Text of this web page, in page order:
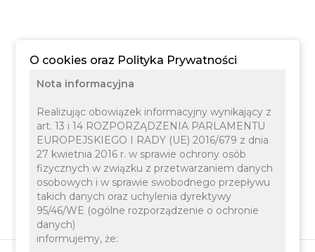
O cookies oraz Polityka Prywatności
Nota informacyjna
Realizując obowiązek informacyjny wynikający z
art. 13 i 14 ROZPORZĄDZENIA PARLAMENTU
EUROPEJSKIEGO I RADY (UE) 2016/679 z dnia
27 kwietnia 2016 r. w sprawie ochrony osób
fizycznych w związku z przetwarzaniem danych
osobowych i w sprawie swobodnego przepływu
takich danych oraz uchylenia dyrektywy
95/46/WE (ogólne rozporządzenie o ochronie
danych)
informujemy, że: